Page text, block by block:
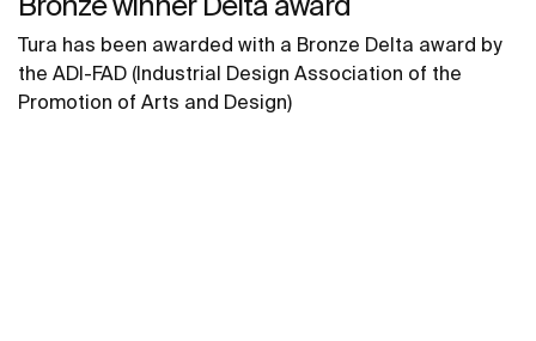
Tura has been awarded with a Bronze Delta award by
the ADI-FAD (Industrial Design Association of the
Promotion of Arts and Design)